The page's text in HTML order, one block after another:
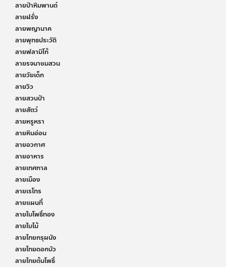
ลายป่าหิมพานต์
ลายฝรั่ง
ลายพญานาค
ลายพุทธประวัติ
ลายฟลามิโก้
ลายรจนาชมสวน
ลายวัยเด็ก
ลายวิว
ลายสวนป่า
ลายสัตว์
ลายหรูหรา
ลายหินอ่อน
ลายอวกาศ
ลายอาหาร
ลายเทศกาล
ลายเมือง
ลายเรโทร
ลายแผนที่
ลายใบโพธิ์ทอง
ลายใบไม้
ลายไทยกรุผนัง
ลายไทยดอกบัว
ลายไทยต้นโพธิ์